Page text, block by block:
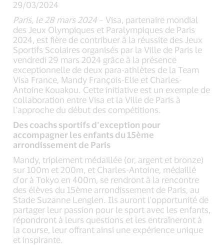
29/03/2024
Paris, le 28 mars 2024 – Visa, partenaire mondial
des Jeux Olympiques et Paralympiques de Paris
2024, est fière de contribuer à la réussite des Jeux
Sportifs Scolaires organisés par la Ville de Paris le
vendredi 29 mars 2024 grâce à la présence
exceptionnelle de deux para-athlètes de la Team
Visa France, Mandy François-Elie et Charles-
Antoine Kouakou. Cette initiative est un exemple de
collaboration entre Visa et la Ville de Paris à
l’approche du début des compétitions.
Des coachs sportifs d’exception pour
accompagner les enfants du 15ème
arrondissement de Paris
Mandy, triplement médaillée (or, argent et bronze)
sur 100m et 200m, et Charles-Antoine, médaillé
d'or à Tokyo en 400m, se rendront à la rencontre
des élèves du 15ème arrondissement de Paris, au
Stade Suzanne Lenglen. Ils auront l'opportunité de
partager leur passion pour le sport avec les enfants,
répondront à leurs questions et les entraîneront à
la course, leur offrant ainsi une expérience unique
et inspirante.